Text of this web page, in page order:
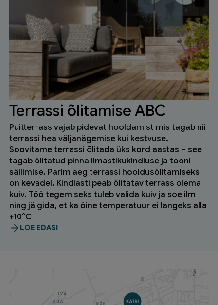
Terrassi õlitamise ABC
Puitterrass vajab pidevat hooldamist mis tagab nii
terrassi hea väljanägemise kui kestvuse.
Soovitame terrassi õlitada üks kord aastas – see
tagab õlitatud pinna ilmastikukindluse ja tooni
säilimise. Parim aeg terrassi hooldusõlitamiseks
on kevadel. Kindlasti peab õlitatav terrass olema
kuiv. Töö tegemiseks tuleb valida kuiv ja soe ilm
ning jälgida, et ka öine temperatuur ei langeks alla
+10°C
LOE EDASI